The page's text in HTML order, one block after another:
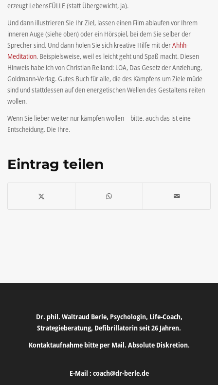
erzeugt LebensFÜLLE (statt Übergewicht, ja).
Und dann illustrieren Sie Ihr Ziel, lassen einen Film ablaufen vor Ihrem
inneren Auge (siehe oben) oder ein Hörspiel, bei dem Sie selber der
Sprecher sind. Und dann holen Sie sich kreative Hilfe mit derAhhh-
Meditation. Beispielsweise, weil es leicht geht und Spaß macht. Diesen
Hinweis habe ich von Christian Reiland: LOA, Das Gesetz der Anziehung,
Goldmann-Verlag. Gutes Buch für alle, die des Kämpfens um Ziele müde
sind und stattdessen auf den energetischen Wellen des Gestaltens reiten
wollen.
Wenn Sie lieber weiter nur kämpfen wollen – bitte, auch das ist eine
Entscheidung. Die Ihre.
Eintrag teilen
Dr. phil. Waltraud Berle, Psychologin, Life-Coach,
Strategieberatung, Defibrillatorin seit 26 Jahren.
Kontaktaufnahme bitte per Mail. Absolute Diskretion.
E-Mail : coach@dr-berle.de